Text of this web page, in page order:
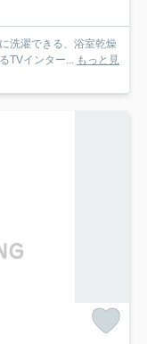
洗濯できる、浴室乾燥
TVインター... もっと見